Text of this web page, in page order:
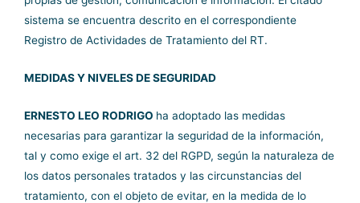
sistema se encuentra descrito en el correspondiente
Registro de Actividades de Tratamiento del RT.
MEDIDAS Y NIVELES DE SEGURIDAD
ERNESTO LEO RODRIGO ha adoptado las medidas
necesarias para garantizar la seguridad de la información,
tal y como exige el art. 32 del RGPD, según la naturaleza de
los datos personales tratados y las circunstancias del
tratamiento, con el objeto de evitar, en la medida de lo